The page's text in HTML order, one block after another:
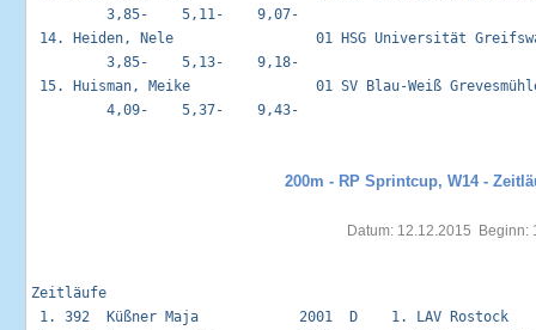
         3,85-    5,11-    9,07-
14. Heiden, Nele                 01 HSG Universität
         3,85-    5,13-    9,18-
15. Huisman, Meike               01 SV Blau-Weiß
         4,09-    5,37-    9,43-
200m - RP Sprintcup, W14 -
Datum: 12.12.2015  Beginn:
1. 392  Küßner Maja            2001  D    1. LAV